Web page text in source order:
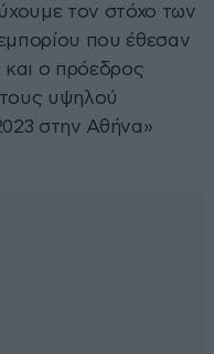
τον στόχο των
που έθεσαν
ο πρόεδρος
υψηλού
στην Αθήνα»